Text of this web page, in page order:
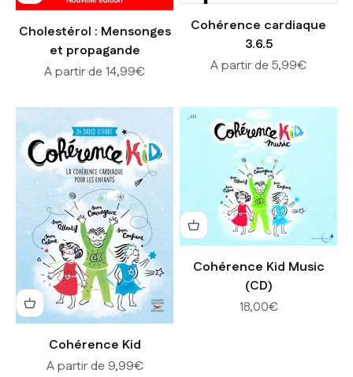
Cholestérol : Mensonges
et propagande
Prix de vente
A partir de 14,99€
Cohérence cardiaque
3.6.5
Prix de vente
A partir de 5,99€
Cohérence Kid
Prix de vente
A partir de 9,99€
Cohérence Kid Music
(CD)
Prix de vente
18,00€